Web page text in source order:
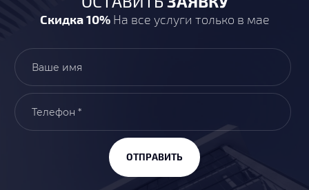
Скидка 10%На все услуги только в мае
ОТПРАВИТЬ